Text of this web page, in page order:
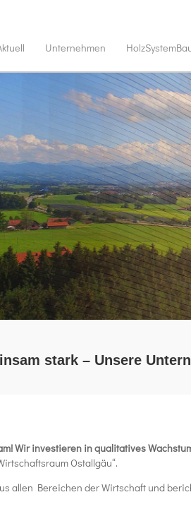
Unternehmen
stark – Unsere
Wir investieren in qualitatives
Ostallgäu“.
allen Bereichen der Wirtschaft und